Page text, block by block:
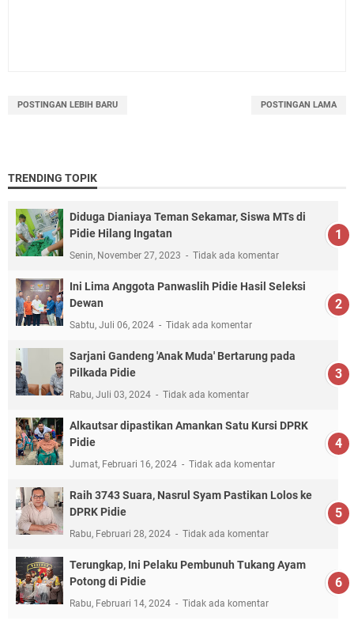
POSTINGAN LEBIH BARU POSTINGAN LAMA
TRENDING TOPIK
Diduga Dianiaya Teman Sekamar, Siswa MTs di
Pidie Hilang Ingatan
Senin, November 27, 2023 Tidak ada komentar
Ini Lima Anggota Panwaslih Pidie Hasil Seleksi
Dewan
Sabtu, Juli 06, 2024 Tidak ada komentar
Sarjani Gandeng 'Anak Muda' Bertarung pada
Pilkada Pidie
Rabu, Juli 03, 2024 Tidak ada komentar
Alkautsar dipastikan Amankan Satu Kursi DPRK
Pidie
Jumat, Februari 16, 2024 Tidak ada komentar
Raih 3743 Suara, Nasrul Syam Pastikan Lolos ke
DPRK Pidie
Rabu, Februari 28, 2024 Tidak ada komentar
Terungkap, Ini Pelaku Pembunuh Tukang Ayam
Potong di Pidie
Rabu, Februari 14, 2024 Tidak ada komentar